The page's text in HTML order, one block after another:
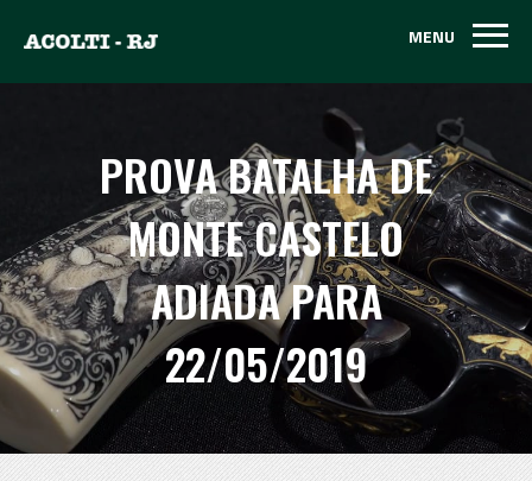
MENU
MENU
PROVA BATALHA DE
MONTE CASTELO
ADIADA PARA
22/05/2019